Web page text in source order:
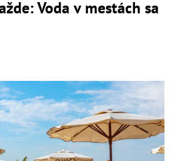
Voda v mestách sa